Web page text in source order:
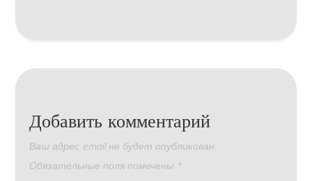
Добавить комментарий
Ваш адрес email не будет опубликован.
Обязательные поля помечены *